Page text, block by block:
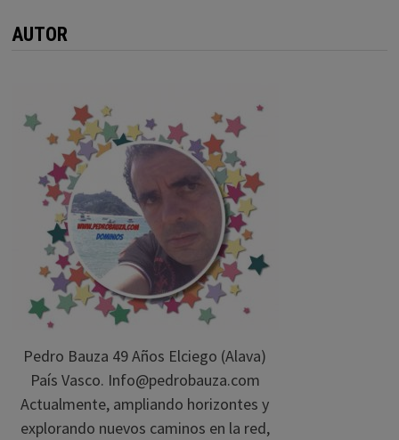
AUTOR
Pedro Bauza 49 Años Elciego (Alava)
País Vasco. Info@pedrobauza.com
Actualmente, ampliando horizontes y
explorando nuevos caminos en la red,